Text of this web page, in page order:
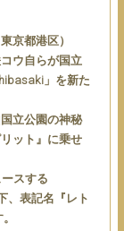
京都港区）
ウ⾃らが国⽴
」を新た
⽴公園の神秘
ット』に乗せ
スする
、表記名『レト